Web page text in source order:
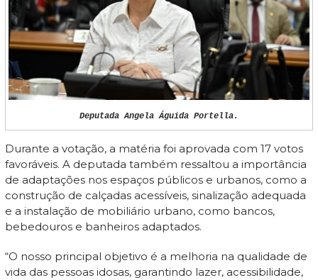
Deputada Angela Águida Portella.
Durante a votação, a matéria foi aprovada com 17 votos
favoráveis. A deputada também ressaltou a importância
de adaptações nos espaços públicos e urbanos, como a
construção de calçadas acessíveis, sinalização adequada
e a instalação de mobiliário urbano, como bancos,
bebedouros e banheiros adaptados.
“O nosso principal objetivo é a melhoria na qualidade de
vida das pessoas idosas, garantindo lazer, acessibilidade,